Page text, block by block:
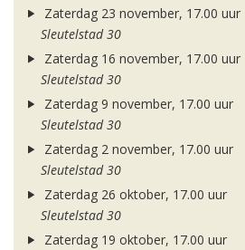
Zaterdag 23 november, 17.00 uur
Sleutelstad 30
Zaterdag 16 november, 17.00 uur
Sleutelstad 30
Zaterdag 9 november, 17.00 uur
Sleutelstad 30
Zaterdag 2 november, 17.00 uur
Sleutelstad 30
Zaterdag 26 oktober, 17.00 uur
Sleutelstad 30
Zaterdag 19 oktober, 17.00 uur